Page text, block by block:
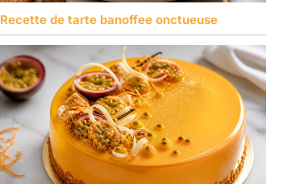
Recette de tarte banoffee onctueuse